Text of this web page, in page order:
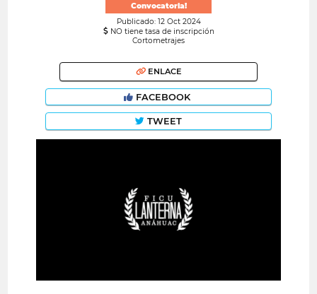
Convocatoria!
Publicado: 12 Oct 2024
NO tiene tasa de inscripción
Cortometrajes
ENLACE
FACEBOOK
TWEET